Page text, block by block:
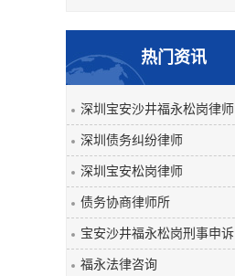
热门资讯
深圳宝安沙井福永松岗律师
深圳债务纠纷律师
深圳宝安松岗律师
债务协商律师所
宝安沙井福永松岗刑事申诉
福永法律咨询